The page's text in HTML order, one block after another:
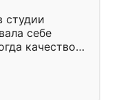
студии
себе
качеством
уже почти